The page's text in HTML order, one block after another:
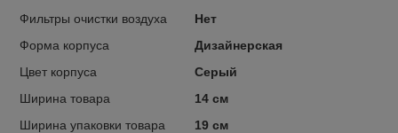
Фильтры очистки воздуха
Нет
Форма корпуса
Дизайнерская
Цвет корпуса
Серый
Ширина товара
14 см
Ширина упаковки товара
19 см